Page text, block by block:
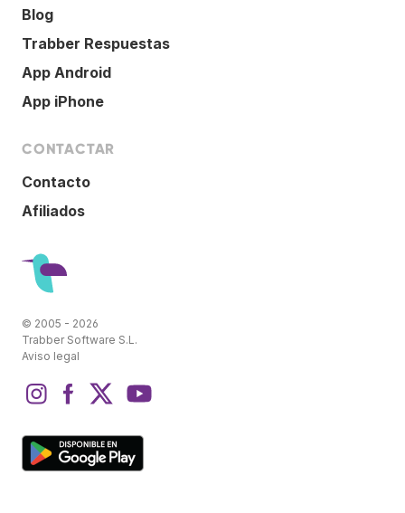
Blog
Trabber Respuestas
App Android
App iPhone
CONTACTAR
Contacto
Afiliados
© 2005 - 2026
Trabber Software S.L.
Aviso legal